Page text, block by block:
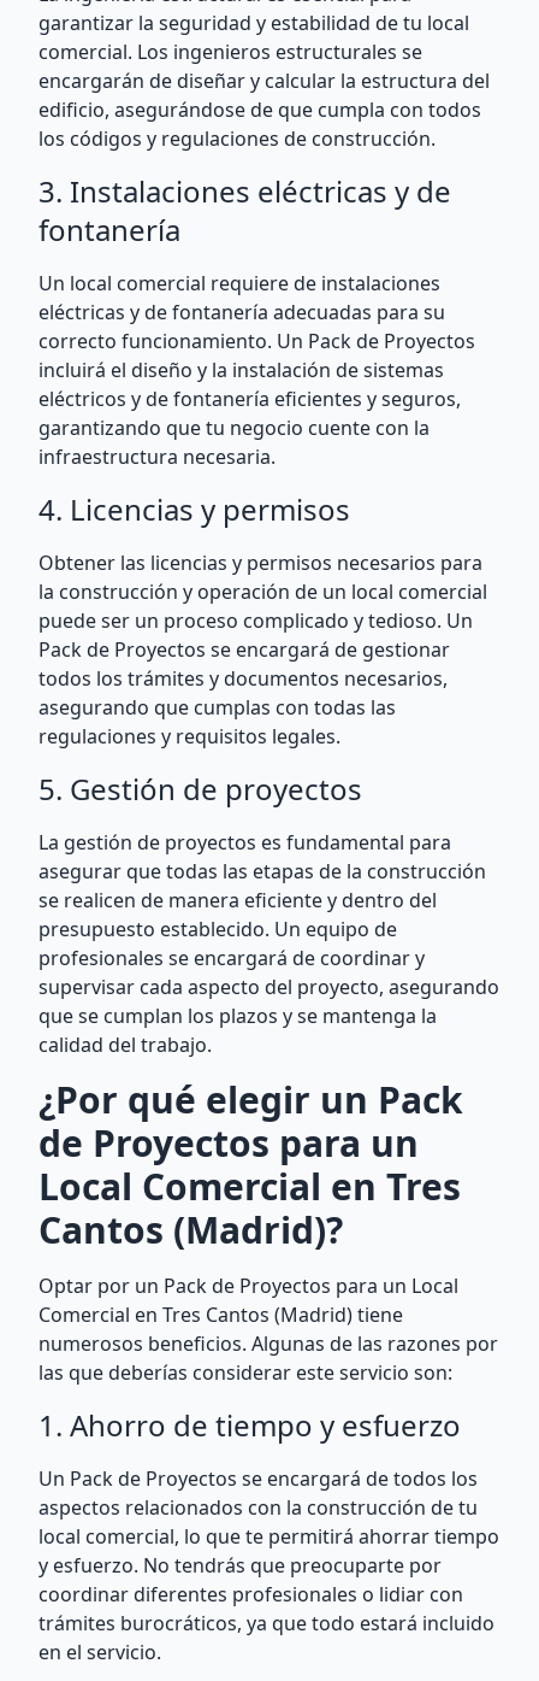
garantizar la seguridad y estabilidad de tu local
comercial. Los ingenieros estructurales se
encargarán de diseñar y calcular la estructura del
edificio, asegurándose de que cumpla con todos
los códigos y regulaciones de construcción.
3. Instalaciones eléctricas y de
fontanería
Un local comercial requiere de instalaciones
eléctricas y de fontanería adecuadas para su
correcto funcionamiento. Un Pack de Proyectos
incluirá el diseño y la instalación de sistemas
eléctricos y de fontanería eficientes y seguros,
garantizando que tu negocio cuente con la
infraestructura necesaria.
4. Licencias y permisos
Obtener las licencias y permisos necesarios para
la construcción y operación de un local comercial
puede ser un proceso complicado y tedioso. Un
Pack de Proyectos se encargará de gestionar
todos los trámites y documentos necesarios,
asegurando que cumplas con todas las
regulaciones y requisitos legales.
5. Gestión de proyectos
La gestión de proyectos es fundamental para
asegurar que todas las etapas de la construcción
se realicen de manera eficiente y dentro del
presupuesto establecido. Un equipo de
profesionales se encargará de coordinar y
supervisar cada aspecto del proyecto, asegurando
que se cumplan los plazos y se mantenga la
calidad del trabajo.
¿Por qué elegir un Pack
de Proyectos para un
Local Comercial en Tres
Cantos (Madrid)?
Optar por un Pack de Proyectos para un Local
Comercial en Tres Cantos (Madrid) tiene
numerosos beneficios. Algunas de las razones por
las que deberías considerar este servicio son:
1. Ahorro de tiempo y esfuerzo
Un Pack de Proyectos se encargará de todos los
aspectos relacionados con la construcción de tu
local comercial, lo que te permitirá ahorrar tiempo
y esfuerzo. No tendrás que preocuparte por
coordinar diferentes profesionales o lidiar con
trámites burocráticos, ya que todo estará incluido
en el servicio.